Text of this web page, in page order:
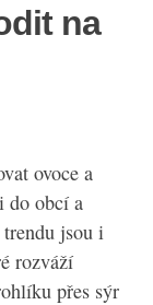
na
ovoce a
do obcí a
jsou i
rozváží
přes sýr